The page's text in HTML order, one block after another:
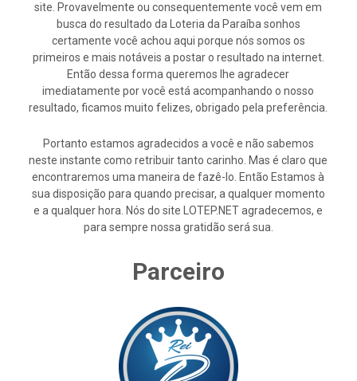
site. Provavelmente ou consequentemente você vem em
busca do resultado da Loteria da Paraíba sonhos
certamente você achou aqui porque nós somos os
primeiros e mais notáveis a postar o resultado na internet.
Então dessa forma queremos lhe agradecer
imediatamente por você está acompanhando o nosso
resultado, ficamos muito felizes, obrigado pela preferência.
Portanto estamos agradecidos a você e não sabemos
neste instante como retribuir tanto carinho. Mas é claro que
encontraremos uma maneira de fazê-lo. Então Estamos à
sua disposição para quando precisar, a qualquer momento
e a qualquer hora. Nós do site LOTEP.NET agradecemos, e
para sempre nossa gratidão será sua.
Parceiro